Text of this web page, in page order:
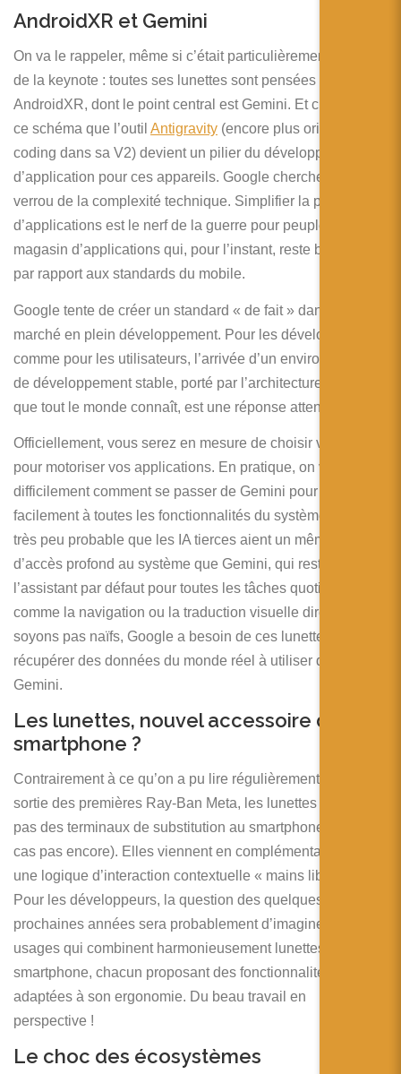
AndroidXR et Gemini
On va le rappeler, même si c’était particulièrement clair lors
de la keynote : toutes ses lunettes sont pensées pour
AndroidXR, dont le point central est Gemini. Et c’est dans
ce schéma que l’outil Antigravity (encore plus orienté
coding dans sa V2) devient un pilier du développement
d’application pour ces appareils. Google cherche à lever le
verrou de la complexité technique. Simplifier la production
d’applications est le nerf de la guerre pour peupler un
magasin d’applications qui, pour l’instant, reste bien vide
par rapport aux standards du mobile.
Google tente de créer un standard « de fait » dans un
marché en plein développement. Pour les développeurs
comme pour les utilisateurs, l’arrivée d’un environnement
de développement stable, porté par l’architecture Android
que tout le monde connaît, est une réponse attendue.
Officiellement, vous serez en mesure de choisir votre LLM
pour motoriser vos applications. En pratique, on voit
difficilement comment se passer de Gemini pour accéder
facilement à toutes les fonctionnalités du système. Il est
très peu probable que les IA tierces aient un même niveau
d’accès profond au système que Gemini, qui restera
l’assistant par défaut pour toutes les tâches quotidiennes
comme la navigation ou la traduction visuelle directe. Ne
soyons pas naïfs, Google a besoin de ces lunettes pour
récupérer des données du monde réel à utiliser dans
Gemini.
Les lunettes, nouvel accessoire du
smartphone ?
Contrairement à ce qu’on a pu lire régulièrement depuis la
sortie des premières Ray-Ban Meta, les lunettes ne sont
pas des terminaux de substitution au smartphone (en tout
cas pas encore). Elles viennent en complémentarité dans
une logique d’interaction contextuelle « mains libres ».
Pour les développeurs, la question des quelques
prochaines années sera probablement d’imaginer des
usages qui combinent harmonieusement lunettes et
smartphone, chacun proposant des fonctionnalités
adaptées à son ergonomie. Du beau travail en
perspective !
Le choc des écosystèmes